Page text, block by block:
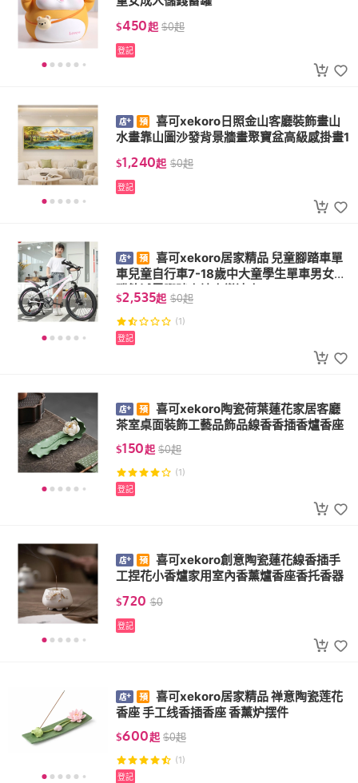
$450起 $0起
登記
喜可xekoro日照金山客廳裝飾畫山
水畫靠山圖沙發背景牆畫聚寶盆高級感掛畫1
$1,240起 $0起
登記
喜可xekoro居家精品 兒童腳踏車單
車兒童自行車7-18歲中大童學生單車男女孩
碟煞減震腳踏山地車變速車
$2,535起 $0起
(1)
登記
喜可xekoro陶瓷荷葉蓮花家居客廳
茶室桌面裝飾工藝品飾品線香香插香爐香座
$150起 $0起
(1)
登記
喜可xekoro創意陶瓷蓮花線香插手
工捏花小香爐家用室內香薰爐香座香托香器
$720 $0
登記
喜可xekoro居家精品 禅意陶瓷莲花
香座 手工线香插香座 香薰炉摆件
$600起 $0起
(1)
登記